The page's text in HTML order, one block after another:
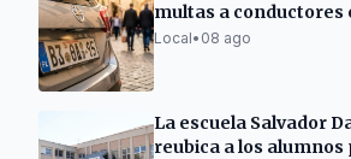
multas a
Local• 08 ago
La escuela Salvador
reubica a los